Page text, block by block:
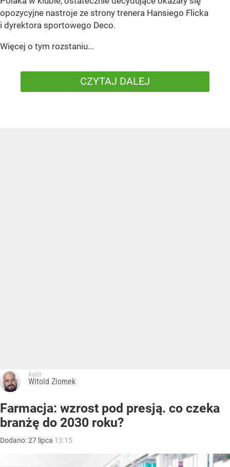
opozycyjne nastroje ze strony trenera Hansiego Flicka
i dyrektora sportowego Deco.
Więcej o tym rozstaniu...
CZYTAJ DALEJ
Autor:
Witold Ziomek
Farmacja: wzrost pod presją. co czeka
branżę do 2030 roku?
Dodano:27 lipca 13:15